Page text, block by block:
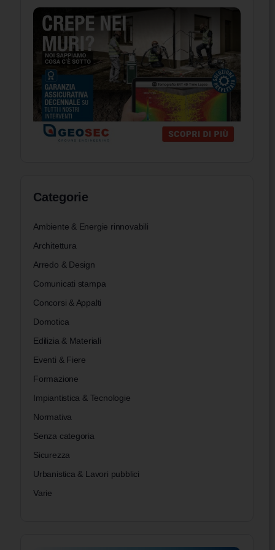
Categorie
Ambiente & Energie rinnovabili
Architettura
Arredo & Design
Comunicati stampa
Concorsi & Appalti
Domotica
Edilizia & Materiali
Eventi & Fiere
Formazione
Impiantistica & Tecnologie
Normativa
Senza categoria
Sicurezza
Urbanistica & Lavori pubblici
Varie